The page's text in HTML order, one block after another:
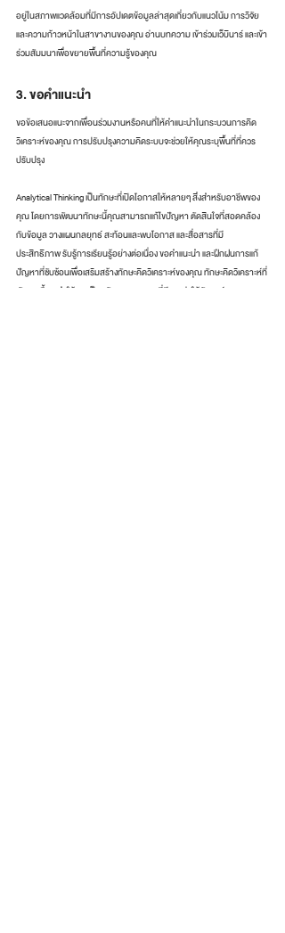
อยู่ในสภาพแวดล้อมที่มีการอัปเดตข้อมูลล่าสุดเกี่ยวกับแนวโน้ม การวิจัย
และความก้าวหน้าในสาขางานของคุณ อ่านบทความ เข้าร่วมเว็บินาร์ และเข้า
ร่วมสัมมนาเพื่อขยายพื้นที่ความรู้ของคุณ
3. ขอคำแนะนำ
ขอข้อเสนอแนะจากเพื่อนร่วมงานหรือคนที่ให้คำแนะนำในกระบวนการคิด
วิเคราะห์ของคุณ การปรับปรุงความคิดระบบจะช่วยให้คุณระบุพื้นที่ที่ควร
ปรับปรุง
Analytical Thinking เป็นทักษะที่เปิดโอกาสให้หลายๆ สิ่งสำหรับอาชีพของ
คุณ โดยการพัฒนาทักษะนี้คุณสามารถแก้ไขปัญหา ตัดสินใจที่สอดคล้อง
กับข้อมูล วางแผนกลยุทธ์ สะท้อนและพบโอกาส และสื่อสารที่มี
ประสิทธิภาพ รับรู้การเรียนรู้อย่างต่อเนื่อง ขอคำแนะนำ และฝึกฝนการแก้
ปัญหาที่ซับซ้อนเพื่อเสริมสร้างทักษะคิดวิเคราะห์ของคุณ ทักษะคิดวิเคราะห์ที่
พัฒนาขึ้นจะทำให้คุณเป็นทรัพยากรบุคคลที่มีคุณค่าให้กับองค์กรของคุณ